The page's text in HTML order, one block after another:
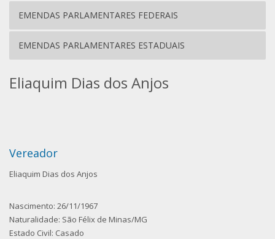
EMENDAS PARLAMENTARES FEDERAIS
EMENDAS PARLAMENTARES ESTADUAIS
Eliaquim Dias dos Anjos
Vereador
Eliaquim Dias dos Anjos
Nascimento: 26/11/1967
Naturalidade: São Félix de Minas/MG
Estado Civil: Casado